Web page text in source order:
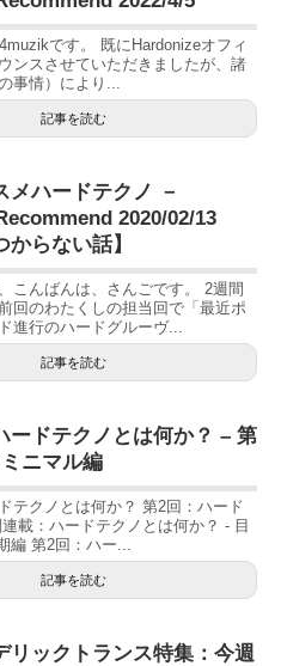
です。 既にHardonizeオフィ
ンスさせていただきましたが、諸
事情）により...
記事を読む
メハードテクノ －
2020/02/13
からない話】
こんばんは、さんごです。 2週間
回のわたくしの担当回で「最近ポ
進行のハードグルーヴ...
記事を読む
ードテクノとは何か？ – 第
ニマル編
テクノとは何か？ 第2回：ハード
載：ハードテクノとは何か？ - 目
編 第2回：ハー...
記事を読む
リックトランス特集：今週